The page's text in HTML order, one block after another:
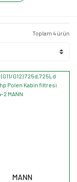
Toplam 4 ürün
MANN